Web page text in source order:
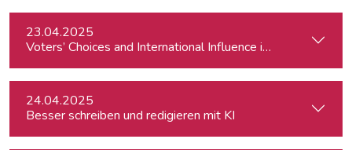
23.04.2025
Voters’ Choices and International Influence in Romania’s
24.04.2025
Besser schreiben und redigieren mit KI